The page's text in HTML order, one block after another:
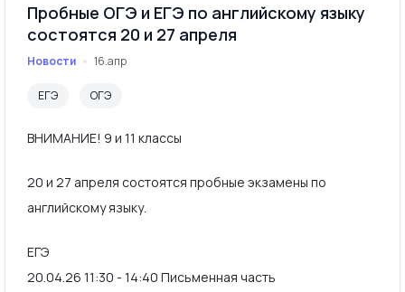
Пробные ОГЭ и ЕГЭ по английскому языку
состоятся 20 и 27 апреля
Новости 16.апр
ЕГЭ ОГЭ
ВНИМАНИЕ! 9 и 11 классы
20 и 27 апреля состоятся пробные экзамены по
английскому языку.
ЕГЭ
20.04.26 11:30 - 14:40 Письменная часть